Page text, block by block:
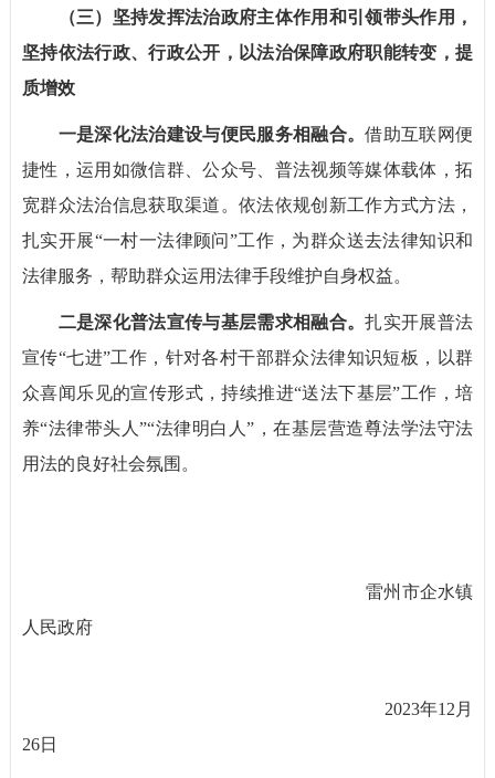
（三）坚持发挥法治政府主体作用和引领带头作用，
坚持依法行政、行政公开，以法治保障政府职能转变，提
质增效
一是深化法治建设与便民服务相融合。借助互联网便
捷性，运用如微信群、公众号、普法视频等媒体载体，拓
宽群众法治信息获取渠道。依法依规创新工作方式方法，
扎实开展“一村一法律顾问”工作，为群众送去法律知识和
法律服务，帮助群众运用法律手段维护自身权益。
二是深化普法宣传与基层需求相融合。扎实开展普法
宣传“七进”工作，针对各村干部群众法律知识短板，以群
众喜闻乐见的宣传形式，持续推进“送法下基层”工作，培
养“法律带头人”“法律明白人”，在基层营造尊法学法守法
用法的良好社会氛围。
雷州市企水镇
人民政府
2023年12月
26日